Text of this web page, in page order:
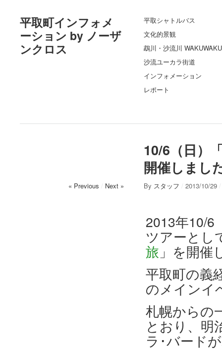
平取町インフォメ
ーション by ノーザ
ンクロス
平取シャトルバス
文化的景観
鵡川・沙流川 WAKUWAKU
沙流ユーカラ街道
インフォメーション
レポート
10/6（日）
開催しまし
« Previous / Next » By スタッフ / 2013/10/29 /
2013年10/6
ツアーとし
旅 」を開催
平取町の義
のメインイ
札幌からの
とおり、明
ラ･バード